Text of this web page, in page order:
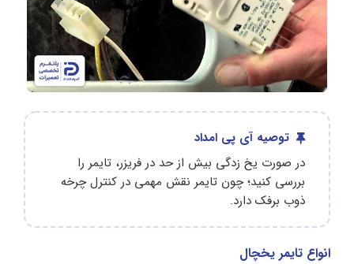
توصیه آی پی امداد
در صورت یخ‌ زدگی بیش‌ از حد در فریزر، تایمر را
بررسی کنید؛ چون تایمر نقش مهمی در کنترل چرخه
ذوب برفک دارد.
انواع تایمر یخچال